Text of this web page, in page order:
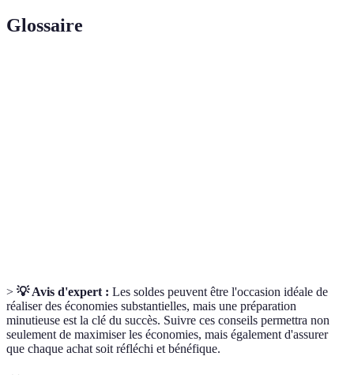
Glossaire
> 💡 Avis d'expert : Les soldes peuvent être l'occasion idéale de
réaliser des économies substantielles, mais une préparation
minutieuse est la clé du succès. Suivre ces conseils permettra non
seulement de maximiser les économies, mais également d'assurer
que chaque achat soit réfléchi et bénéfique.